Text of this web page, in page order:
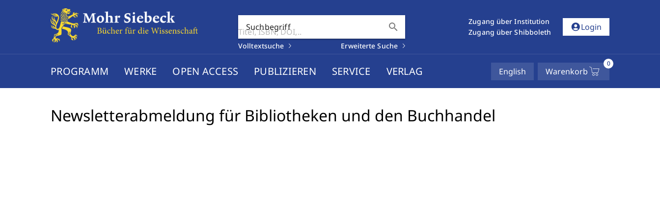
Suchbegriff search
Volltextsuche Erweiterte Suche
Zugang über Institution
Zugang über Shibboleth
account_circleLogin
PROGRAMM WERKE OPEN ACCESS PUBLIZIEREN SERVICE VERLAG English Warenkorb
0
Newsletterabmeldung für Bibliotheken und den Buchhandel